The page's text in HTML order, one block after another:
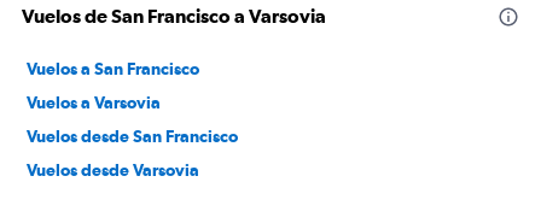
Vuelos de San Francisco a Varsovia
Vuelos a San Francisco
Vuelos a Varsovia
Vuelos desde San Francisco
Vuelos desde Varsovia